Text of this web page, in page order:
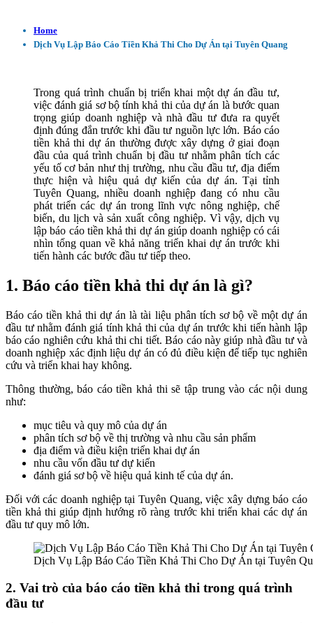
Home
Dịch Vụ Lập Báo Cáo Tiền Khả Thi Cho Dự Án tại Tuyên Quang
Trong quá trình chuẩn bị triển khai một dự án đầu tư,
việc đánh giá sơ bộ tính khả thi của dự án là bước quan
trọng giúp doanh nghiệp và nhà đầu tư đưa ra quyết
định đúng đắn trước khi đầu tư nguồn lực lớn. Báo cáo
tiền khả thi dự án thường được xây dựng ở giai đoạn
đầu của quá trình chuẩn bị đầu tư nhằm phân tích các
yếu tố cơ bản như thị trường, nhu cầu đầu tư, địa điểm
thực hiện và hiệu quả dự kiến của dự án. Tại tỉnh
Tuyên Quang, nhiều doanh nghiệp đang có nhu cầu
phát triển các dự án trong lĩnh vực nông nghiệp, chế
biến, du lịch và sản xuất công nghiệp. Vì vậy, dịch vụ
lập báo cáo tiền khả thi dự án giúp doanh nghiệp có cái
nhìn tổng quan về khả năng triển khai dự án trước khi
tiến hành các bước đầu tư tiếp theo.
1. Báo cáo tiền khả thi dự án là gì?
Báo cáo tiền khả thi dự án là tài liệu phân tích sơ bộ về một dự án
đầu tư nhằm đánh giá tính khả thi của dự án trước khi tiến hành lập
báo cáo nghiên cứu khả thi chi tiết. Báo cáo này giúp nhà đầu tư và
doanh nghiệp xác định liệu dự án có đủ điều kiện để tiếp tục nghiên
cứu và triển khai hay không.
Thông thường, báo cáo tiền khả thi sẽ tập trung vào các nội dung
như:
mục tiêu và quy mô của dự án
phân tích sơ bộ về thị trường và nhu cầu sản phẩm
địa điểm và điều kiện triển khai dự án
nhu cầu vốn đầu tư dự kiến
đánh giá sơ bộ về hiệu quả kinh tế của dự án.
Đối với các doanh nghiệp tại Tuyên Quang, việc xây dựng báo cáo
tiền khả thi giúp định hướng rõ ràng trước khi triển khai các dự án
đầu tư quy mô lớn.
Dịch Vụ Lập Báo Cáo Tiền Khả Thi Cho Dự Án tại Tuyên
2. Vai trò của báo cáo tiền khả thi trong quá trình
đầu tư